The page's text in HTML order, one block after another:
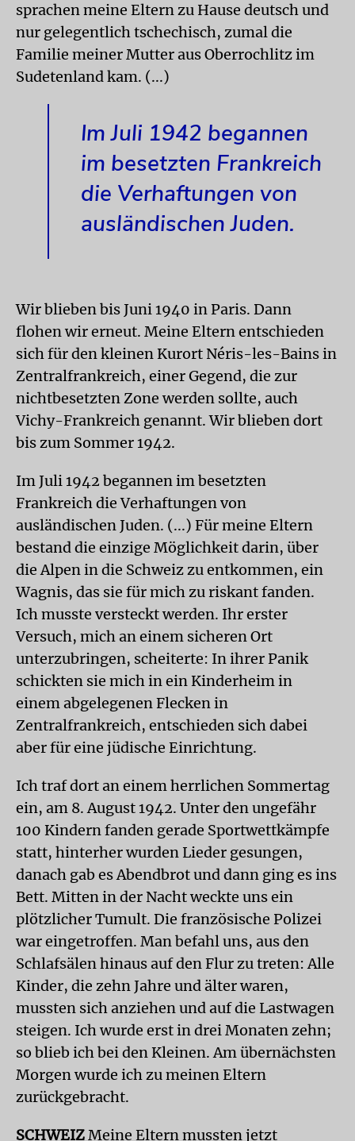
sprachen meine Eltern zu Hause deutsch und
nur gelegentlich tschechisch, zumal die
Familie meiner Mutter aus Oberrochlitz im
Sudetenland kam. (...)
Im Juli 1942 begannen
im besetzten Frankreich
die Verhaftungen von
ausländischen Juden.
Wir blieben bis Juni 1940 in Paris. Dann
flohen wir erneut. Meine Eltern entschieden
sich für den kleinen Kurort Néris-les-Bains in
Zentralfrankreich, einer Gegend, die zur
nichtbesetzten Zone werden sollte, auch
Vichy-Frankreich genannt. Wir blieben dort
bis zum Sommer 1942.
Im Juli 1942 begannen im besetzten
Frankreich die Verhaftungen von
ausländischen Juden. (...) Für meine Eltern
bestand die einzige Möglichkeit darin, über
die Alpen in die Schweiz zu entkommen, ein
Wagnis, das sie für mich zu riskant fanden.
Ich musste versteckt werden. Ihr erster
Versuch, mich an einem sicheren Ort
unterzubringen, scheiterte: In ihrer Panik
schickten sie mich in ein Kinderheim in
einem abgelegenen Flecken in
Zentralfrankreich, entschieden sich dabei
aber für eine jüdische Einrichtung.
Ich traf dort an einem herrlichen Sommertag
ein, am 8. August 1942. Unter den ungefähr
100 Kindern fanden gerade Sportwettkämpfe
statt, hinterher wurden Lieder gesungen,
danach gab es Abendbrot und dann ging es ins
Bett. Mitten in der Nacht weckte uns ein
plötzlicher Tumult. Die französische Polizei
war eingetroffen. Man befahl uns, aus den
Schlafsälen hinaus auf den Flur zu treten: Alle
Kinder, die zehn Jahre und älter waren,
mussten sich anziehen und auf die Lastwagen
steigen. Ich wurde erst in drei Monaten zehn;
so blieb ich bei den Kleinen. Am übernächsten
Morgen wurde ich zu meinen Eltern
zurückgebracht.
SCHWEIZMeine Eltern mussten jetzt